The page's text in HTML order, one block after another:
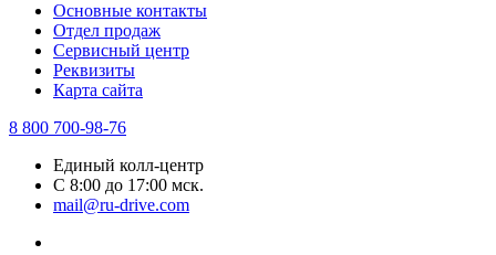
Основные контакты
Отдел продаж
Сервисный центр
Реквизиты
Карта сайта
8 800 700-98-76
Единый колл-центр
С 8:00 до 17:00 мск.
mail@ru-drive.com